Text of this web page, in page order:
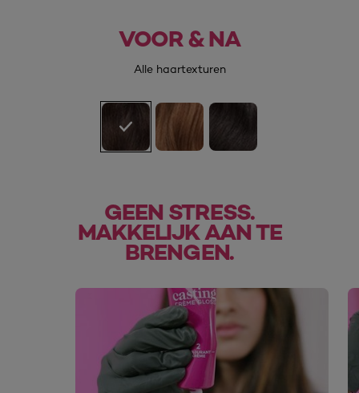
VOOR & NA
Alle haartexturen
GEEN STRESS.
MAKKELIJK AAN TE
BRENGEN.
skip slider